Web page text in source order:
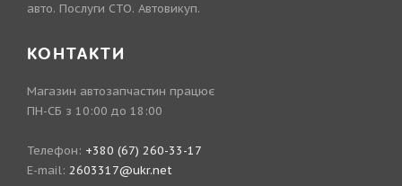
авто. Послуги СТО. Автовикуп.
КОНТАКТИ
Магазин автозапчастин працює
ПН-СБ з 10:00 до 18:00
Телефон: +380 (67) 260-33-17
E-mail: 2603317@ukr.net